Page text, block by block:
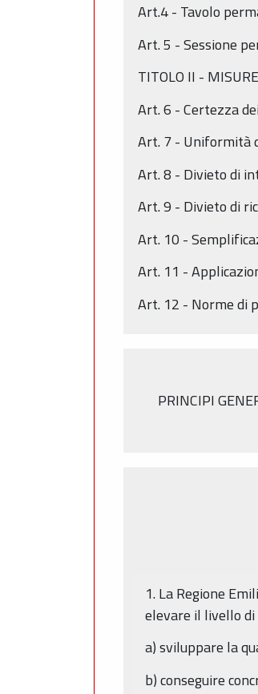
Art.4 - Tavolo
Art. 5 - Sessione
TITOLO II -
Art. 6 - Certezza
Art. 7 - Uniformità
Art. 8 - Divieto di
Art. 9 - Divieto di
Art. 10 -
Art. 11 -
Art. 12 - Norme di
PRINCIPI
1. La Regione
elevare il livello
a) sviluppare la
b) conseguire